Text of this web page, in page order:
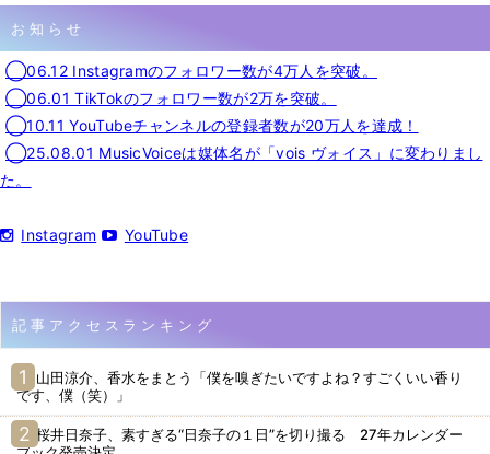
お知らせ
◯06.12 Instagramのフォロワー数が4万人を突破。
◯06.01 TikTokのフォロワー数が2万を突破。
◯10.11 YouTubeチャンネルの登録者数が20万人を達成！
◯25.08.01 MusicVoiceは媒体名が「vois ヴォイス」に変わりまし
た。
Instagram YouTube
記事アクセスランキング
山田涼介、香水をまとう「僕を嗅ぎたいですよね？すごくいい香り
です、僕（笑）」
桜井日奈子、素すぎる“日奈子の１日”を切り撮る 27年カレンダー